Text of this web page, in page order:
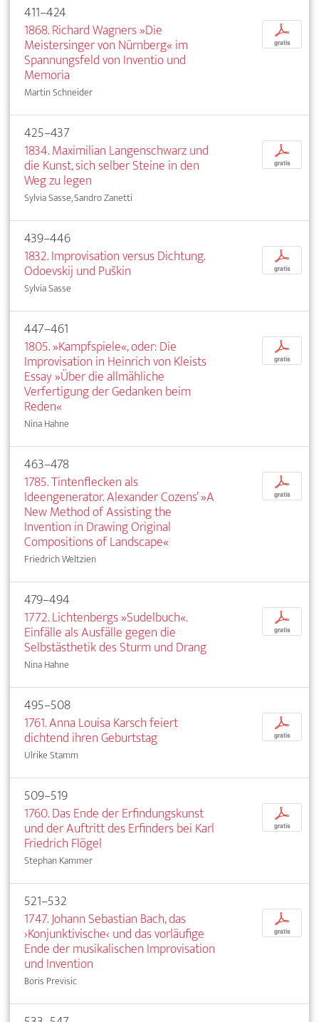
411–424
1868. Richard Wagners »Die
Meistersinger von Nürnberg« im
Spannungsfeld von Inventio und
Memoria
Martin Schneider
p
gratis
425–437
1834. Maximilian Langenschwarz und
die Kunst, sich selber Steine in den
Weg zu legen
Sylvia Sasse, Sandro Zanetti
p
gratis
439–446
1832. Improvisation versus Dichtung.
Odoevskij und Puškin
Sylvia Sasse
p
gratis
447–461
1805. »Kampfspiele«, oder: Die
Improvisation in Heinrich von Kleists
Essay »Über die allmähliche
Verfertigung der Gedanken beim
Reden«
Nina Hahne
p
gratis
463–478
1785. Tintenflecken als
Ideengenerator. Alexander Cozens’ »A
New Method of Assisting the
Invention in Drawing Original
Compositions of Landscape«
Friedrich Weltzien
p
gratis
479–494
1772. Lichtenbergs »Sudelbuch«.
Einfälle als Ausfälle gegen die
Selbstästhetik des Sturm und Drang
Nina Hahne
p
gratis
495–508
1761. Anna Louisa Karsch feiert
dichtend ihren Geburtstag
Ulrike Stamm
p
gratis
509–519
1760. Das Ende der Erfindungskunst
und der Auftritt des Erfinders bei Karl
Friedrich Flögel
Stephan Kammer
p
gratis
521–532
1747. Johann Sebastian Bach, das
›Konjunktivische‹ und das vorläufige
Ende der musikalischen Improvisation
und Invention
Boris Previsic
p
gratis